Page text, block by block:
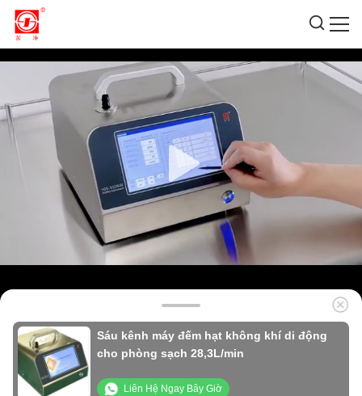
Sáu kênh máy đếm hạt không khí di động
cho phòng sạch 28,3L/min
Liên Hệ Ngay Bây Giờ